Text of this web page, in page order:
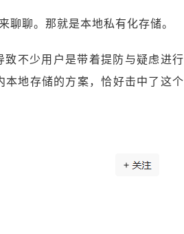
聊聊。那就是本地私有化存储。
不少用户是带着提防与疑虑进行
地存储的方案，恰好击中了这个